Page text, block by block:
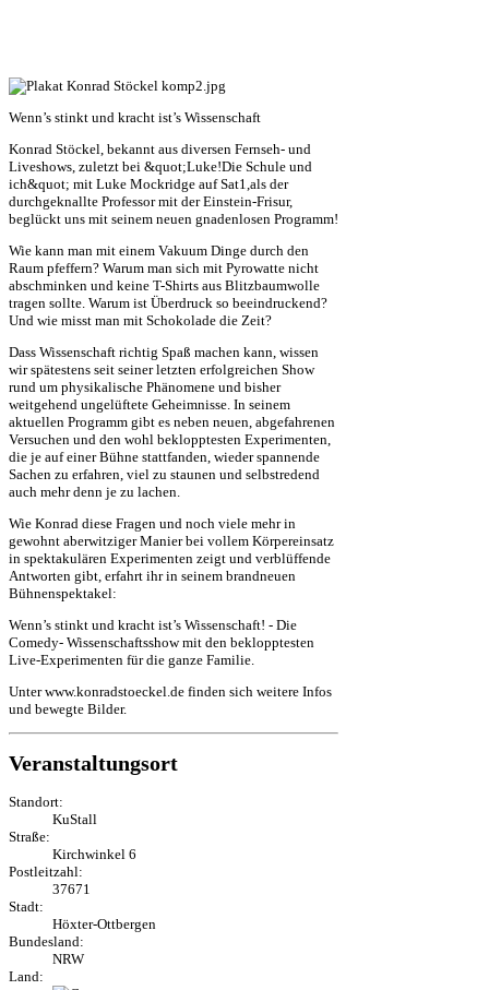
Wenn’s stinkt und kracht ist’s Wissenschaft
Konrad Stöckel, bekannt aus diversen Fernseh- und
Liveshows, zuletzt bei &quot;Luke!Die Schule und
ich&quot; mit Luke Mockridge auf Sat1,als der
durchgeknallte Professor mit der Einstein-Frisur,
beglückt uns mit seinem neuen gnadenlosen Programm!
Wie kann man mit einem Vakuum Dinge durch den
Raum pfeffern? Warum man sich mit Pyrowatte nicht
abschminken und keine T-Shirts aus Blitzbaumwolle
tragen sollte. Warum ist Überdruck so beeindruckend?
Und wie misst man mit Schokolade die Zeit?
Dass Wissenschaft richtig Spaß machen kann, wissen
wir spätestens seit seiner letzten erfolgreichen Show
rund um physikalische Phänomene und bisher
weitgehend ungelüftete Geheimnisse. In seinem
aktuellen Programm gibt es neben neuen, abgefahrenen
Versuchen und den wohl beklopptesten Experimenten,
die je auf einer Bühne stattfanden, wieder spannende
Sachen zu erfahren, viel zu staunen und selbstredend
auch mehr denn je zu lachen.
Wie Konrad diese Fragen und noch viele mehr in
gewohnt aberwitziger Manier bei vollem Körpereinsatz
in spektakulären Experimenten zeigt und verblüffende
Antworten gibt, erfahrt ihr in seinem brandneuen
Bühnenspektakel:
Wenn’s stinkt und kracht ist’s Wissenschaft! - Die
Comedy- Wissenschaftsshow mit den beklopptesten
Live-Experimenten für die ganze Familie.
Unter www.konradstoeckel.de finden sich weitere Infos
und bewegte Bilder.
Veranstaltungsort
Standort:
KuStall
Straße:
Kirchwinkel 6
Postleitzahl:
37671
Stadt:
Höxter-Ottbergen
Bundesland:
NRW
Land: